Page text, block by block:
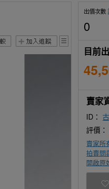
出價次數
0
目前
賣家
ID：
評價
賣家所
拍賣問
開啟原